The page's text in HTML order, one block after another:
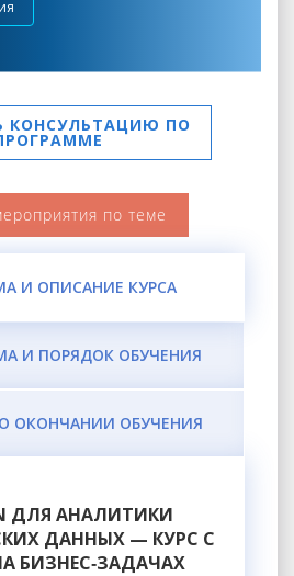
КОНСУЛЬТАЦИЮ ПО
по теме
И ОПИСАНИЕ КУРСА
И ПОРЯДОК ОБУЧЕНИЯ
ОКОНЧАНИИ ОБУЧЕНИЯ
ДЛЯ АНАЛИТИКИ
ДАННЫХ — КУРС С
БИЗНЕС‑ЗАДАЧАХ